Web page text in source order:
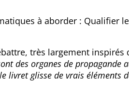
à aborder : Qualifier
très largement inspirés
des organes de propagande
livret glisse de vrais éléments